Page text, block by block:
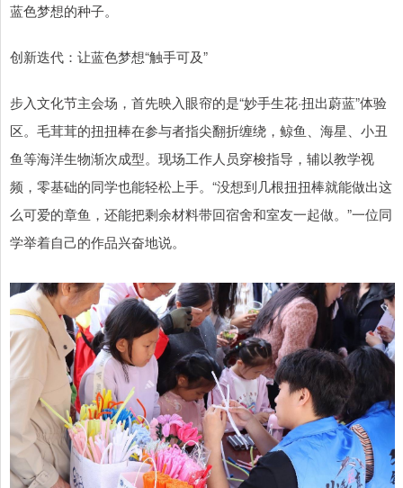
蓝色梦想的种子。
创新迭代：让蓝色梦想“触手可及”
步入文化节主会场，首先映入眼帘的是“妙手生花·扭出蔚蓝”体验
区。毛茸茸的扭扭棒在参与者指尖翻折缠绕，鲸鱼、海星、小丑
鱼等海洋生物渐次成型。现场工作人员穿梭指导，辅以教学视
频，零基础的同学也能轻松上手。“没想到几根扭扭棒就能做出这
么可爱的章鱼，还能把剩余材料带回宿舍和室友一起做。”一位同
学举着自己的作品兴奋地说。